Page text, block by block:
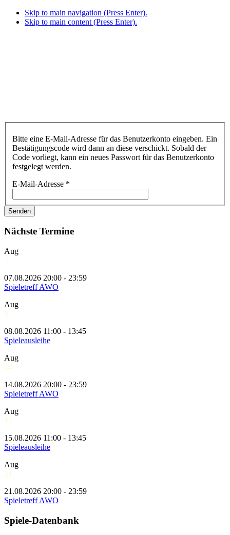
Skip to main navigation (Press Enter).
Skip to main content (Press Enter).
Bitte eine E-Mail-Adresse für das Benutzerkonto eingeben. Ein
Bestätigungscode wird dann an diese verschickt. Sobald der
Code vorliegt, kann ein neues Passwort für das Benutzerkonto
festgelegt werden.
E-Mail-Adresse *
Senden
Nächste Termine
Aug
7
07.08.2026 20:00 - 23:59
Spieletreff AWO
Aug
8
08.08.2026 11:00 - 13:45
Spieleausleihe
Aug
14
14.08.2026 20:00 - 23:59
Spieletreff AWO
Aug
15
15.08.2026 11:00 - 13:45
Spieleausleihe
Aug
21
21.08.2026 20:00 - 23:59
Spieletreff AWO
Spiele-Datenbank